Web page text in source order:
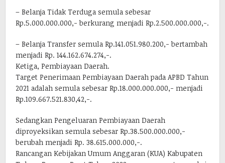
– Belanja Tidak Terduga semula sebesar
Rp.5.000.000.000,- berkurang menjadi Rp.2.500.000.000,-.
– Belanja Transfer semula Rp.141.051.980.200,- bertambah
menjadi Rp. 144.162.674.274,-.
Ketiga, Pembiayaan Daerah.
Target Penerimaan Pembiayaan Daerah pada APBD Tahun
2021 adalah semula sebesar Rp.18.000.000.000,- menjadi
Rp.109.667.521.830,42,-.
Sedangkan Pengeluaran Pembiayaan Daerah
diproyeksikan semula sebesar Rp.38.500.000.000,-
berubah menjadi Rp. 38.615.000.000,-.
Rancangan Kebijakan Umum Anggaran (KUA) Kabupaten